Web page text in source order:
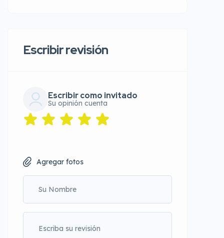
Escribir revisión
Escribir como invitado
Su opinión cuenta
Agregar fotos